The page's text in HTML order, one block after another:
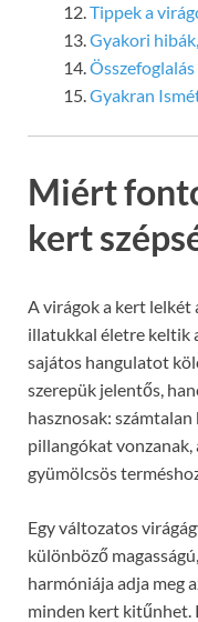
Tippek a
Gyakori
Összefoglalás
Gyakran
Miért
kert
A virágok a kert lelkét
illatukkal életre keltik
sajátos hangulatot
szerepük jelentős,
hasznosak:
pillangókat vonzanak,
gyümölcsös
Egy változatos
különböző
harmóniája adja meg
minden kert kitűnhet.